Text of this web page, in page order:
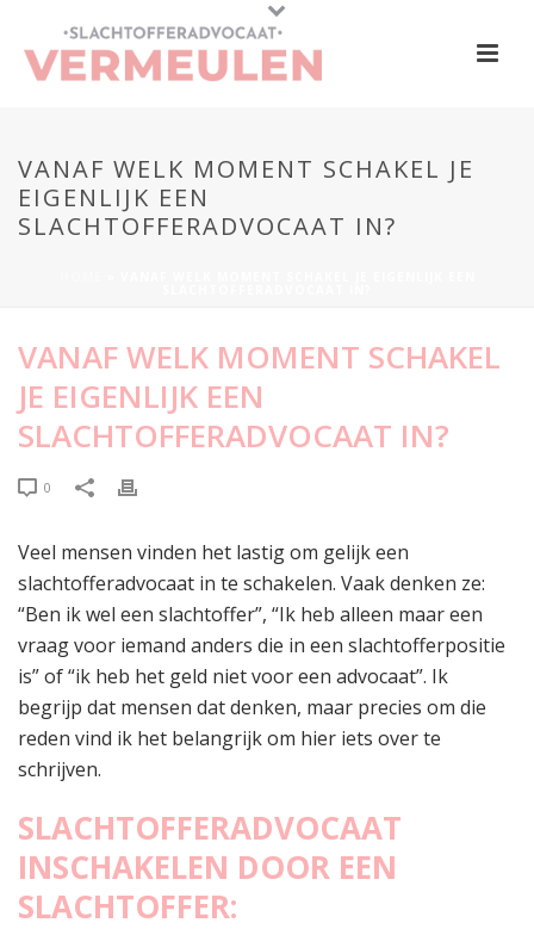
VANAF WELK MOMENT SCHAKEL JE
EIGENLIJK EEN
SLACHTOFFERADVOCAAT IN?
VANAF WELK MOMENT SCHAKEL
JE EIGENLIJK EEN
SLACHTOFFERADVOCAAT IN?
0
Veel mensen vinden het lastig om gelijk een
slachtofferadvocaat in te schakelen. Vaak denken ze:
“Ben ik wel een slachtoffer”, “Ik heb alleen maar een
vraag voor iemand anders die in een slachtofferpositie
is” of “ik heb het geld niet voor een advocaat”. Ik
begrijp dat mensen dat denken, maar precies om die
reden vind ik het belangrijk om hier iets over te
schrijven.
SLACHTOFFERADVOCAAT
INSCHAKELEN DOOR EEN
SLACHTOFFER: